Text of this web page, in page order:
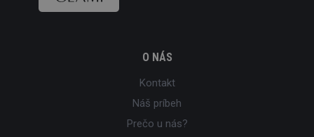
O NÁS
Kontakt
Náš príbeh
Prečo u nás?